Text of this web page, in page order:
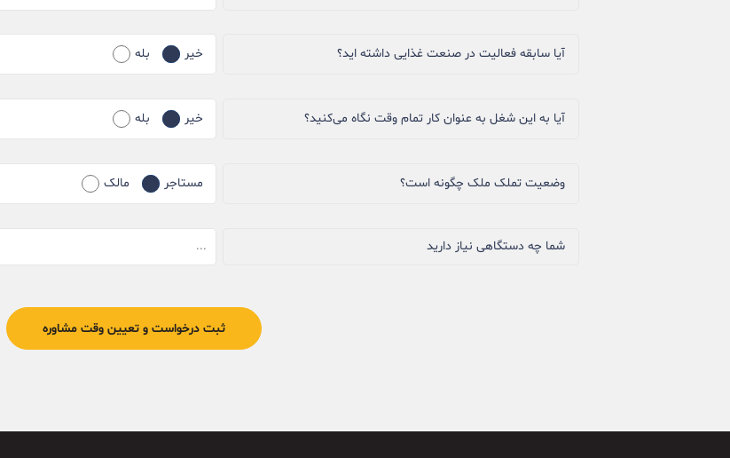
آیا سابقه فعالیت در صنعت غذایی داشته اید؟ خیر بله
آیا به این شغل به عنوان کار تمام وقت نگاه می‌کنید؟ خیر بله
وضعیت تملک ملک چگونه است؟ مستاجر مالک
شما چه دستگاهی نیاز دارید